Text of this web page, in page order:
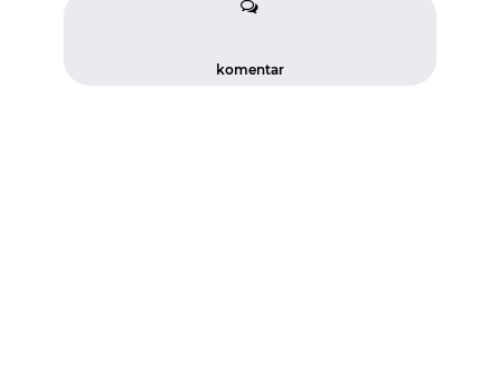
komentar